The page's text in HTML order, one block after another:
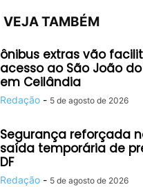
VEJA TAMBÉM
ônibus extras vão
acesso ao São João
em Ceilândia
Redação - 5 de agosto de 2026
Segurança reforçada
saída temporária de
DF
Redação - 5 de agosto de 2026